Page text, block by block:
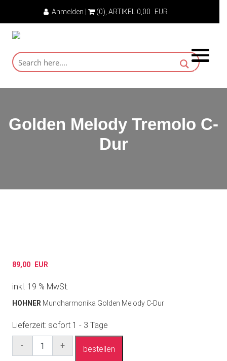
Anmelden | (0) , ARTIKEL 0,00 EUR
Golden Melody Tremolo C-
Dur
89,00 EUR
inkl. 19 % MwSt.
HOHNER Mundharmonika Golden Melody C-Dur
Lieferzeit: sofort 1 - 3 Tage
- + bestellen